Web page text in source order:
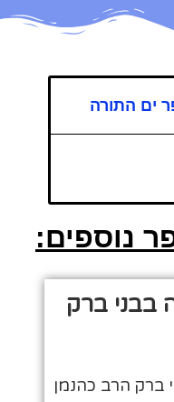
ים התורה
נוספים:
בבני ברק
ברק הרב כהנמן